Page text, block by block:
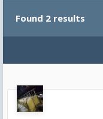
Found 2 results